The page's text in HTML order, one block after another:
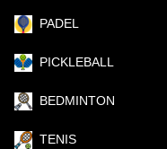
PADEL
PICKLEBALL
BEDMINTON
TENIS